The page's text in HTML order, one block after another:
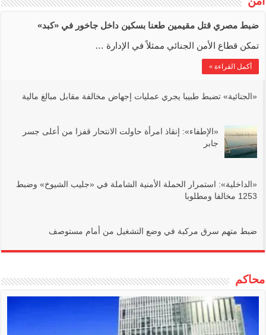
ضبط مصري قتل مقيمين طعنا بسكين داخل جاخور في ‏«كبد»
تمكن قطاع الأمن الجنائي ممثلاً في الإدارة …
أكمل القراءة »
‏«الجنائية» تضبط طبيبا يجري عمليات إجهاض مخالفة مقابل مبالغ مالية
‏«الإطفاء»: إنقاذ امرأة حاولت الانتحار قفزا من أعلى جسر
جابر
‏«الداخلية»: استمرار الحملة الأمنية الشاملة في ‏«جليب الشيوخ» وضبط
1253 مخالفا ومطلوبا
ضبط متهم سرق مركبة في وضع التشغيل من أمام مستوصف
محاكم